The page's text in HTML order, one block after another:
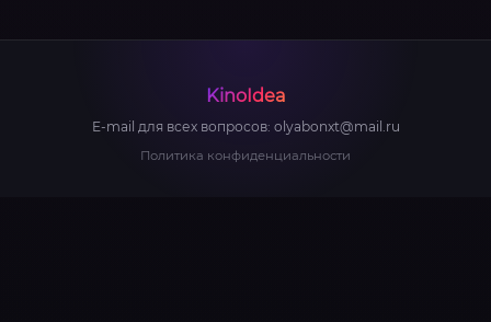
KinoIdea
E-mail для всех вопросов: olyabonxt@mail.ru
Политика конфиденциальности